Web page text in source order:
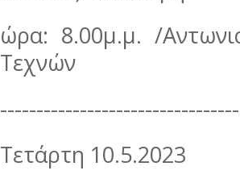
ώρα: 8.00μ.μ. /
Τεχνών
Τετάρτη 10.5.2023